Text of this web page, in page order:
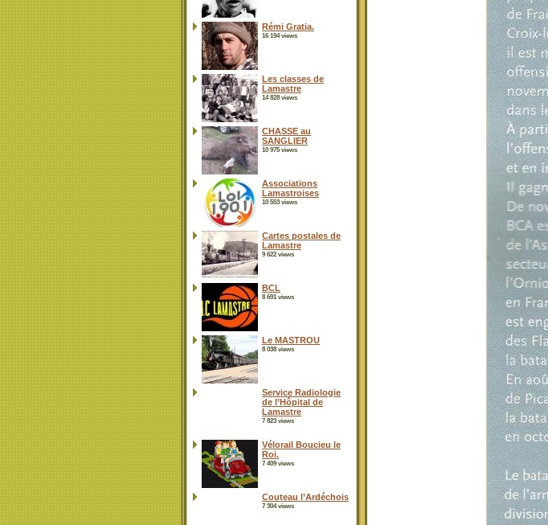
Rémi Gratia.
16 194 views
Les classes de
Lamastre
14 828 views
CHASSE au
SANGLIER
10 975 views
Associations
Lamastroises
10 553 views
Cartes postales de
Lamastre
9 622 views
BCL
8 691 views
Le MASTROU
8 038 views
Service Radiologie
de l’Hôpital de
Lamastre
7 823 views
Vélorail Boucieu le
Roi.
7 409 views
Couteau l’Ardéchois
7 304 views